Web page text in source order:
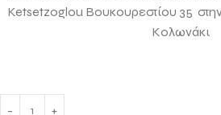
Ketsetzoglou Βουκουρεστίου 35
Κολωνάκι